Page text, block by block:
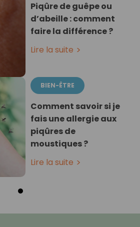
Piqûre de guêpe ou
d’abeille : comment
faire la différence ?
Lire la suite
BIEN-ÊTRE
Comment savoir si je
fais une allergie aux
piqûres de
moustiques ?
Lire la suite